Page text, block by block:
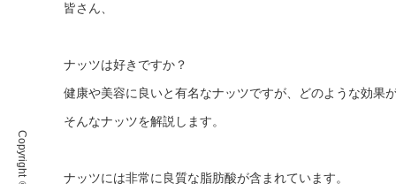
皆さん、
ナッツは好きですか？
健康や美容に良いと有名なナッツですが、どのような効果
そんなナッツを解説します。
ナッツには非常に良質な脂肪酸が含まれています。